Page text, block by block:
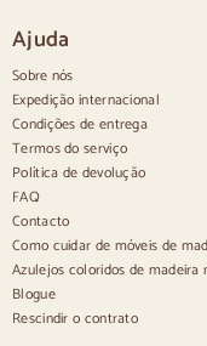
Ajuda
Sobre nós
Expedição internacional
Condições de entrega
Termos do serviço
Política de devolução
FAQ
Contacto
Como cuidar de móveis de
Azulejos coloridos de madeira
Blogue
Rescindir o contrato